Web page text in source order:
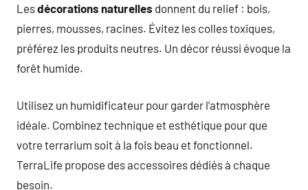
Lesdécorations naturelles donnent du relief : bois,
pierres, mousses, racines. Évitez les colles toxiques,
préférez les produits neutres. Un décor réussi évoque la
forêt humide.
Utilisez un humidificateur pour garder l’atmosphère
idéale. Combinez technique et esthétique pour que
votre terrarium soit à la fois beau et fonctionnel.
TerraLife propose des accessoires dédiés à chaque
besoin.